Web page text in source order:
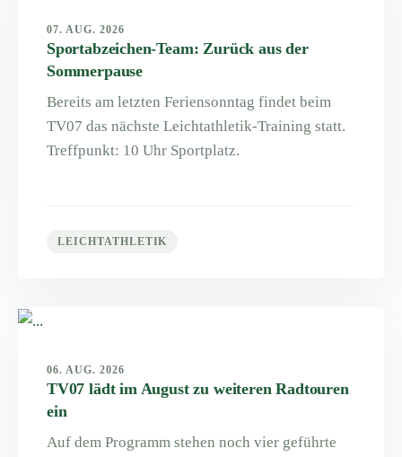
07. AUG. 2026
Sportabzeichen-Team: Zurück aus der
Sommerpause
Bereits am letzten Feriensonntag findet beim
TV07 das nächste Leichtathletik-Training statt.
Treffpunkt: 10 Uhr Sportplatz.
LEICHTATHLETIK
06. AUG. 2026
TV07 lädt im August zu weiteren Radtouren
ein
Auf dem Programm stehen noch vier geführte